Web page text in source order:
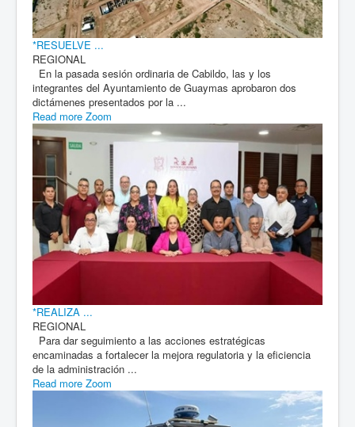
*RESUELVE ...
REGIONAL
En la pasada sesión ordinaria de Cabildo, las y los
integrantes del Ayuntamiento de Guaymas aprobaron dos
dictámenes presentados por la ...
Read more Zoom
*REALIZA ...
REGIONAL
Para dar seguimiento a las acciones estratégicas
encaminadas a fortalecer la mejora regulatoria y la eficiencia
de la administración ...
Read more Zoom